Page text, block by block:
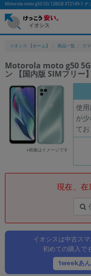
Motorola moto g50 5G 128GB XT2149-1
イオシス 【ホーム】 商品一覧 ス
Motorola moto g50 5G
ン 【国内版 SIMフリー】
※画像はイメージです
使
が
てお
現在、在
イオシスは中古ス
初めての購入で
1weekあ
かんたんパソ
フリーワード
除外ワード
人気の検索ワード： Let's note
「スマートフォン」「タブレット」など
メーカー
製造、販売メーカーの絞り込み